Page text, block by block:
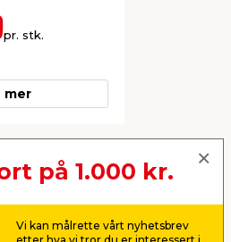
pr. stk.
mer
Neste
på 1.000 kr.
Vi kan målrette vårt nyhetsbrev